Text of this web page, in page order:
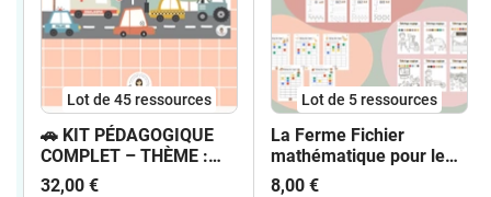
Lot de 45 ressources
🚗 KIT PÉDAGOGIQUE
COMPLET – THÈME :
LES VÉHICULES 🚙
32,00 €
Lot de 5 ressources
La Ferme Fichier
mathématique pour le
cycle 1
8,00 €